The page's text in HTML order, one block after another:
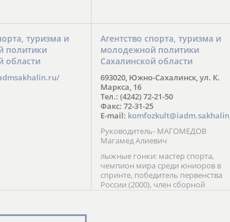
туризма и
политики
области
Агентство спорта, туризма и
молодежной политики
Сахалинской области
693020, Южно-Сахалинск, ул. К.
Маркса, 16
Тел.: (4242) 72-21-50
Факс: 72-31-25
E-mail: komfozkult@iadm.sakhalin
Руководитель- МАГОМЕДОВ
Магамед Алиевич
лыжные гонки: мастер спорта,
чемпион мира среди юниоров в
спринте, победитель первенства
России (2000), член сборной
команды России С. Новиков;